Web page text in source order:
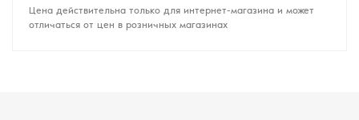
Цена действительна только для интернет-магазина и может
отличаться от цен в розничных магазинах